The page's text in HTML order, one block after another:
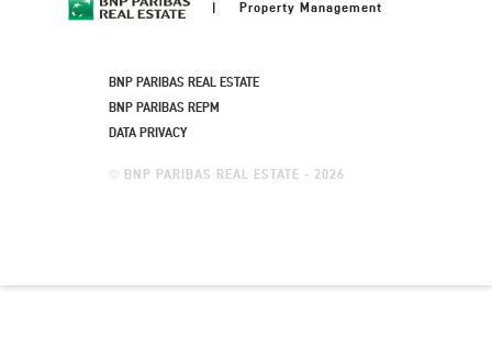
Property Management
BNP PARIBAS REAL ESTATE
BNP PARIBAS REPM
DATA PRIVACY
BNP PARIBAS REAL ESTATE - 2026